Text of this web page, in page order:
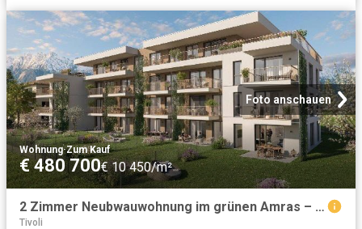
Foto anschauen
Wohnung·Zum Kauf
€ 480 700€ 10 450/m²
2 Zimmer Neubwauwohnung im grünen Amras – PROVISIONSFREI für den Käufer
Tivoli